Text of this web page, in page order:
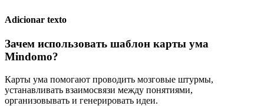
Adicionar texto
Зачем использовать шаблон карты ума
Mindomo?
Карты ума помогают проводить мозговые штурмы,
устанавливать взаимосвязи между понятиями,
организовывать и генерировать идеи.